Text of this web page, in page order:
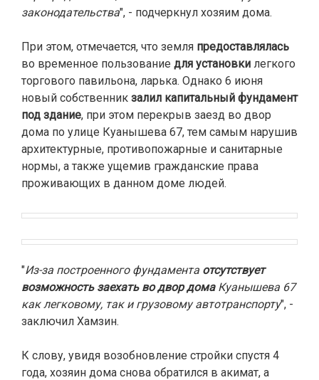
законодательства", - подчеркнул хозяим дома.
При этом, отмечается, что земля предоставлялась
во временное пользование для установки легкого
торгового павильона, ларька. Однако 6 июня
новый собственник залил капитальный фундамент
под здание, при этом перекрыв заезд во двор
дома по улице Куанышева 67, тем самым нарушив
архитектурные, противопожарные и санитарные
нормы, а также ущемив гражданские права
проживающих в данном доме людей.
"Из-за построенного фундамента отсутствует
возможность заехать во двор домаКуанышева 67
как легковому, так и грузовому автотранспорту", -
заключил Хамзин.
К слову, увидя возобновление стройки спустя 4
года, хозяин дома снова обратился в акимат, а